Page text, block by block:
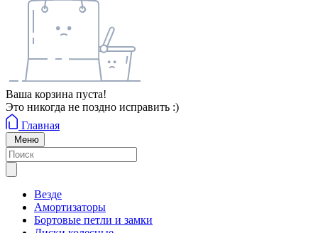
Ваша корзина пуста!
Это никогда не поздно исправить :)
Главная
Меню
Везде
Амортизаторы
Бортовые петли и замки